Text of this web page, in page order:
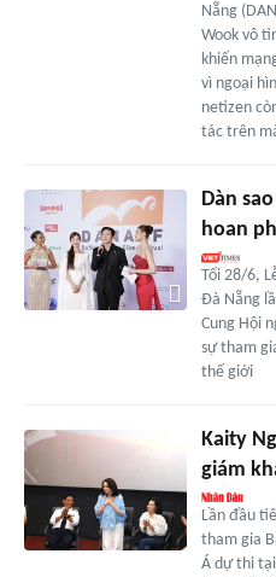
Nẵng
Wook vô
khiến
vì ngoại
netizen
tác trên
Dàn
hoan
Tối 28/6,
Đà Nẵng
Cung Hội
sự tham
thế giới
Kaity
giám
Lần đầu
tham gia
Á dự thi